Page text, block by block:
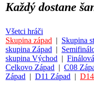
Každý dostane
Všetci hráči
Skupina západ | Skupina
skupina Západ |
skupina Východ |
Celkovo Západ | C08
Západ | D11 Západ |